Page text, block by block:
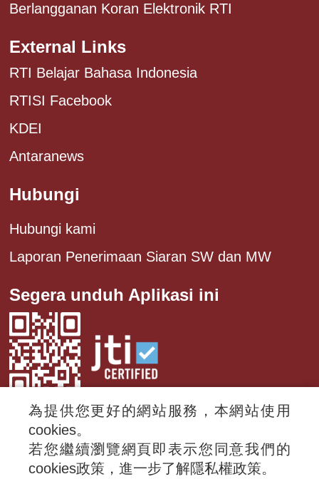
Berlangganan Koran Elektronik RTI
External Links
RTI Belajar Bahasa Indonesia
RTISI Facebook
KDEI
Antaranews
Hubungi
Hubungi kami
Laporan Penerimaan Siaran SW dan MW
Segera unduh Aplikasi ini
© 2024 RTI (Radio Taiwan International).
All rights reserved.
為提供您更好的網站服務，本網站使用
cookies。
若您繼續瀏覽網頁即表示您同意我們的
cookies政策，進一步了解隱私權政策。